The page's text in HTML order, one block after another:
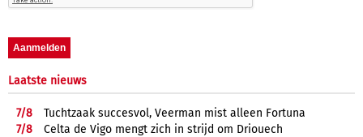
Laatste nieuws
7/8
Tuchtzaak succesvol, Veerman mist alleen Fortuna
7/8
Celta de Vigo mengt zich in strijd om Driouech